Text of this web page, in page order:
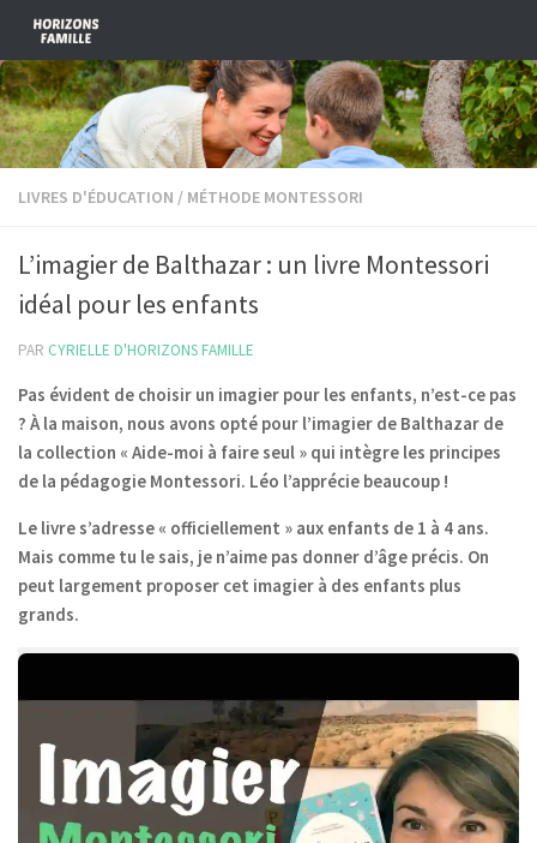
Skip to content
LIVRES D'ÉDUCATION / MÉTHODE MONTESSORI
L’imagier de Balthazar : un livre Montessori
idéal pour les enfants
PAR CYRIELLE D'HORIZONS FAMILLE
Pas évident de choisir un imagier pour les enfants, n’est-ce pas
? À la maison, nous avons opté pour l’imagier de Balthazar de
la collection « Aide-moi à faire seul » qui intègre les principes
de la pédagogie Montessori. Léo l’apprécie beaucoup !
Le livre s’adresse « officiellement » aux enfants de 1 à 4 ans.
Mais comme tu le sais, je n’aime pas donner d’âge précis. On
peut largement proposer cet imagier à des enfants plus
grands.